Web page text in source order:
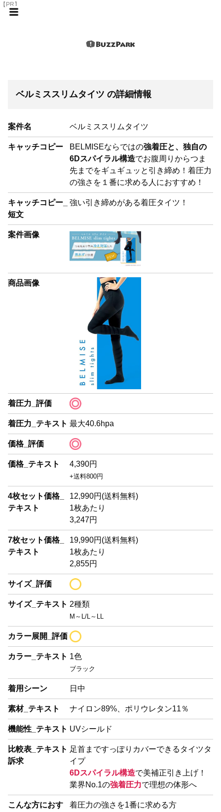
【PR】
ベルミススリムタイツ の詳細情報
案件名 ベルミススリムタイツ
キャッチコピー BELMISEならではの強着圧と、独自の
6Dスパイラル構造でお腹周りからつま
先までをギュギュッと引き締め！着圧力
の強さを１番に求める人におすすめ！
キャッチコピー_
短文
強い引き締めがある着圧タイツ！
案件画像
商品画像
着圧力_評価
着圧力_テキスト 最大40.6hpa
価格_評価
価格_テキスト 4,390円
+送料800円
4枚セット価格_
テキスト
12,990円(送料無料)
1枚あたり
3,247円
7枚セット価格_
テキスト
19,990円(送料無料)
1枚あたり
2,855円
サイズ_評価
サイズ_テキスト 2種類
M～L/L～LL
カラー展開_評価
カラー_テキスト 1色
ブラック
着用シーン 日中
素材_テキスト ナイロン89%、ポリウレタン11％
機能性_テキスト UVシールド
比較表_テキスト
訴求
足首まですっぽりカバーできるタイツタ
イプ
6Dスパイラル構造で美補正引き上げ！
業界No.1の強着圧力で理想の体形へ
こんな方におす
着圧力の強さを1番に求める方